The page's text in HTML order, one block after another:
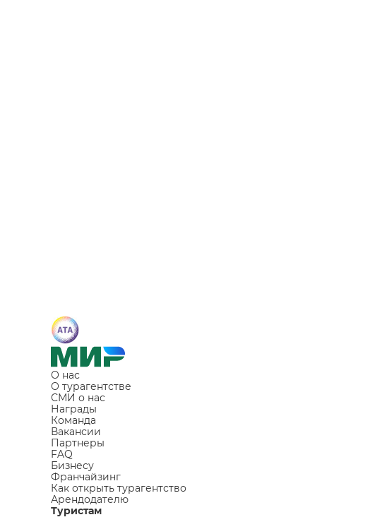
О нас
О турагентстве
СМИ о нас
Награды
Команда
Вакансии
Партнеры
FAQ
Бизнесу
Франчайзинг
Как открыть турагентство
Арендодателю
Туристам